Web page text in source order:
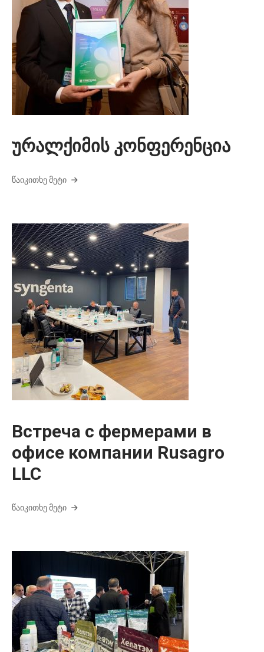
ურალქიმის კონფერენცია
ᲬᲐᲘᲙᲘᲗᲮᲔ ᲛᲔᲢᲘ
Встреча с фермерами в
офисе компании Rusagro
LLC
ᲬᲐᲘᲙᲘᲗᲮᲔ ᲛᲔᲢᲘ